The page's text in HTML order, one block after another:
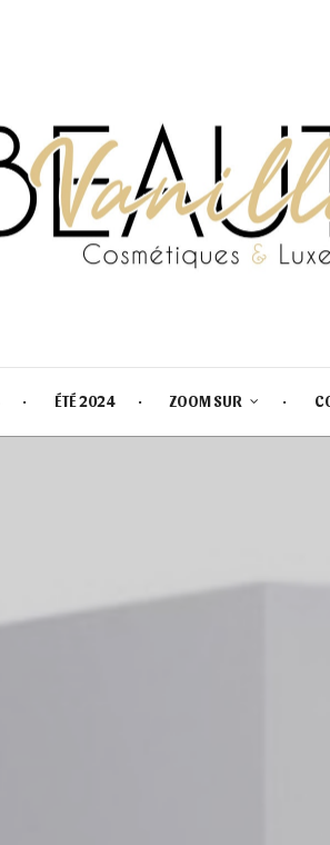
ÉTÉ 2024 ZOOM SUR